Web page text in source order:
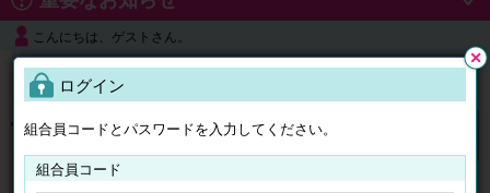
こんにちは、ゲストさん。
よくある質問
ログイン
ログイン
組合員コードとパスワードを入力してください。
組合員コード